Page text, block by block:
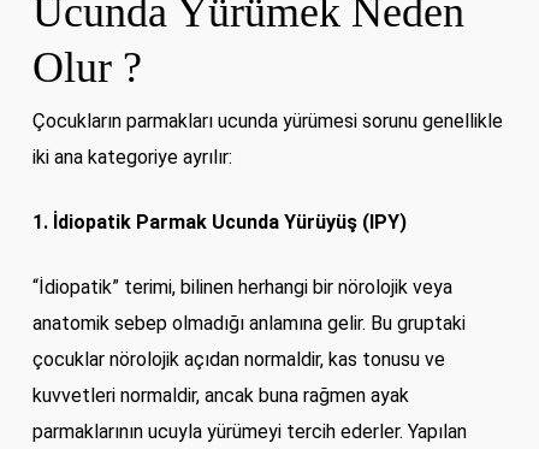
Ucunda Yürümek Neden
Olur ?
Çocukların parmakları ucunda yürümesi sorunu genellikle
iki ana kategoriye ayrılır:
1. İdiopatik Parmak Ucunda Yürüyüş (IPY)
“İdiopatik” terimi, bilinen herhangi bir nörolojik veya
anatomik sebep olmadığı anlamına gelir. Bu gruptaki
çocuklar nörolojik açıdan normaldir, kas tonusu ve
kuvvetleri normaldir, ancak buna rağmen ayak
parmaklarının ucuyla yürümeyi tercih ederler. Yapılan